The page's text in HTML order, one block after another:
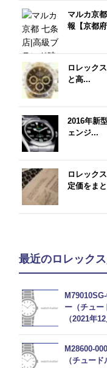
マルカ京
報【京都
ロレック
と高...
2016年新
ェンジ...
ロレック
定価をま
最近のロレック
ー（チュー
（2021年12
M28600-
（チュー